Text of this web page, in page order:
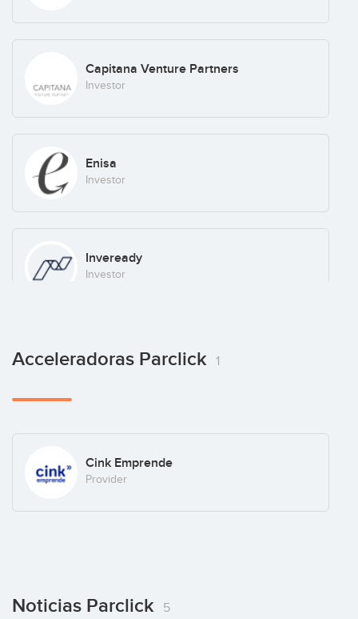
Capitana Venture Partners
Investor
Enisa
Investor
Inveready
Investor
Acceleradoras Parclick 1
Cink Emprende
Provider
Noticias Parclick 5